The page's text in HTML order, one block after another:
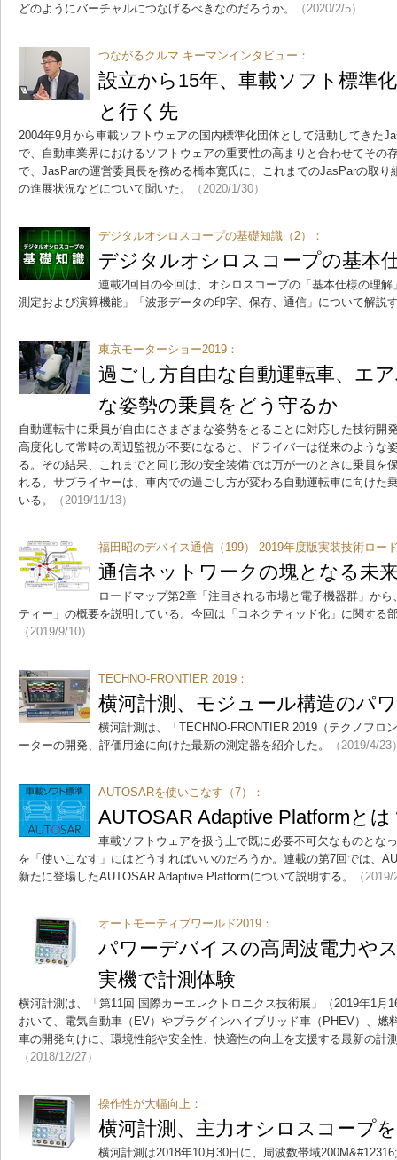
どのようにバーチャルにつなげるべきなのだろうか。
（2020/2/5）
つながるクルマ キーマンインタビュー：
設立から15年、車載ソフト標準
と行く先
2004年9月から車載ソフトウェアの国内標準化団体として活動してきた
で、自動車業界におけるソフトウェアの重要性の高まりと合わせてその
で、JasParの運営委員長を務める橋本寛氏に、これまでのJasParの取り
の進展状況などについて聞いた。
（2020/1/30）
デジタルオシロスコープの基礎知識（2）：
デジタルオシロスコープの基本
連載2回目の今回は、オシロスコープの「基本仕様の理
測定および演算機能」「波形データの印字、保存、通信」について解説
東京モーターショー2019：
過ごし方自由な自動運転車、エ
な姿勢の乗員をどう守るか
自動運転中に乗員が自由にさまざまな姿勢をとることに対応した技術開
高度化して常時の周辺監視が不要になると、ドライバーは従来のような
る。その結果、これまでと同じ形の安全装備では万が一のときに乗員を
れる。サプライヤーは、車内での過ごし方が変わる自動運転車に向けた
いる。
（2019/11/13）
福田昭のデバイス通信（199） 2019年度版実装技術ロー
通信ネットワークの塊となる未
ロードマップ第2章「注目される市場と電子機器群」か
ティー」の概要を説明している。今回は「コネクティッド化」に関する
（2019/9/10）
TECHNO-FRONTIER 2019：
横河計測、モジュール構造のパ
横河計測は、「TECHNO-FRONTIER 2019（テクノフロ
ーターの開発、評価用途に向けた最新の測定器を紹介した。
（2019/4/23
AUTOSARを使いこなす（7）：
AUTOSAR Adaptive Platformとは
車載ソフトウェアを扱う上で既に必要不可欠なものとな
を「使いこなす」にはどうすればいいのだろうか。連載の第7回では、
新たに登場したAUTOSAR Adaptive Platformについて説明する。
（
オートモーティブワールド2019：
パワーデバイスの高周波電力や
実機で計測体験
横河計測は、「第11回 国際カーエレクトロニクス技術展」（2019年1月
おいて、電気自動車（EV）やプラグインハイブリッド車（PHEV）、燃
車の開発向けに、環境性能や安全性、快適性の向上を支援する最新の計
（2018/12/27）
操作性が大幅向上：
横河計測、主力オシロスコープ
横河計測は2018年10月30日に、周波数帯域